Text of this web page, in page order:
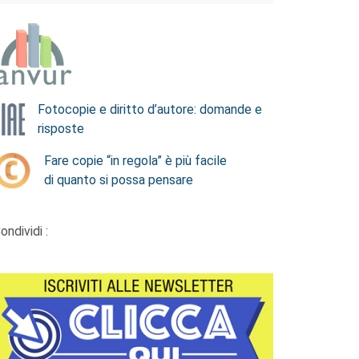
Fotocopie e diritto d’autore: domande e
risposte
Fare copie “in regola” è più facile
di quanto si possa pensare
: